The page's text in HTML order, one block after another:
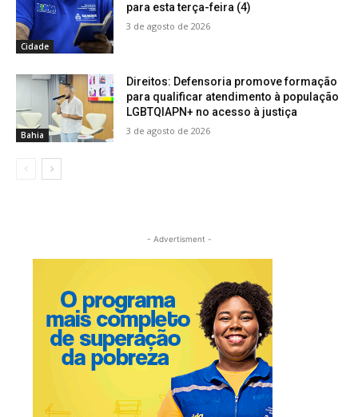
Cidade
para esta terça-feira (4)
3 de agosto de 2026
Bahia
Direitos: Defensoria promove formação
para qualificar atendimento à população
LGBTQIAPN+ no acesso à justiça
3 de agosto de 2026
- Advertisment -